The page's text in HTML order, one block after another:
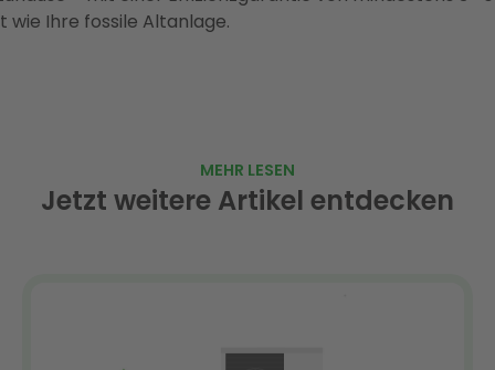
wie Ihre fossile Altanlage.
MEHR LESEN
Jetzt weitere Artikel entdecken